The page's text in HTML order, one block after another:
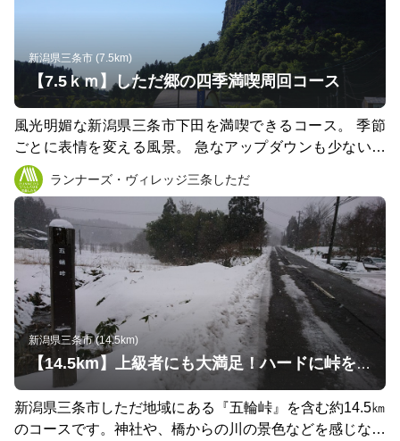
いといけないので、スタートの三条ものづくり学校は8時
半。スタンプラリーゴールの三条鍛治には17時までに辿
り着かなければなりません。 一日でコンプリートするに
は約65kmを8時間半の制限時間になります。
新潟県三条市 (7.5km)
【7.5ｋｍ】しただ郷の四季満喫周回コース
風光明媚な新潟県三条市下田を満喫できるコース。 季節
ごとに表情を変える風景。 急なアップダウンも少ないた
め初心者の方にもオススメ。 途中に、温泉やグルメも楽
しめます。
ランナーズ・ヴィレッジ三条しただ
新潟県三条市 (14.5km)
【14.5km】上級者にも大満足！ハードに峠を楽しむ五輪峠コース
新潟県三条市しただ地域にある『五輪峠』を含む約14.5㎞
のコースです。神社や、橋からの川の景色などを感じなが